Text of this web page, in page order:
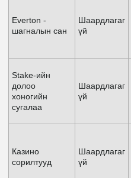
Everton -
шагналын сан
Шаардлагаг
үй
Stake-ийн
долоо
хоногийн
сугалаа
Шаардлагаг
үй
Казино
сорилтууд
Шаардлагаг
үй